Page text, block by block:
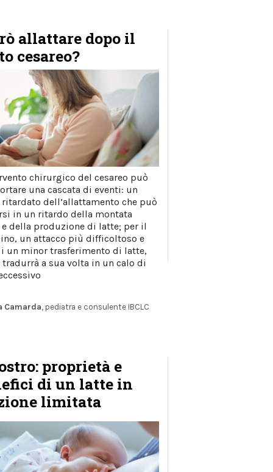
allattare dopo il
cesareo?
Camarda , pediatra e consulente IBCLC
chirurgico del cesareo può
una cascata di eventi: un
dell’allattamento che può
in un ritardo della montata
della produzione di latte; per il
un attacco più difficoltoso e
un minor trasferimento di latte,
tradurrà a sua volta in un calo di
proprietà e
di un latte in
limitata